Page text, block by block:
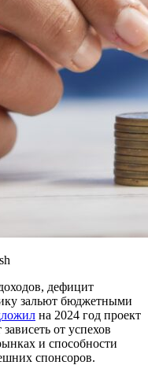
дефицит
зальют бюджетными
на 2024 год проект
от успехов
и способности
спонсоров.